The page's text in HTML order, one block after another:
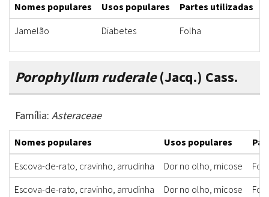
Nomes populares Usos populares Partes utilizadas
Jamelão
Diabetes Folha
Porophyllum ruderale(Jacq.) Cass.
Família: Asteraceae
Nomes populares Usos populares
Escova-de-rato, cravinho, arrudinha
Dor no olho, micose
Escova-de-rato, cravinho, arrudinha
Dor no olho, micose